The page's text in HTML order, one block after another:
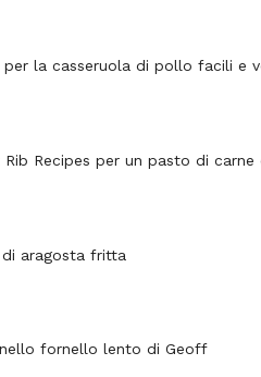
per la casseruola di pollo facili e
Recipes per un pasto di carne
aragosta fritta
fornello lento di Geoff